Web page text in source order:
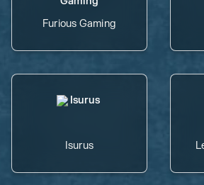
Furious Gaming
Isurus